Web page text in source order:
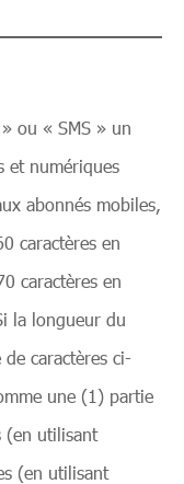
ou « SMS » un
et numériques
abonnés mobiles,
caractères en
caractères en
la longueur du
caractères ci-
une (1) partie
(en utilisant
(en utilisant